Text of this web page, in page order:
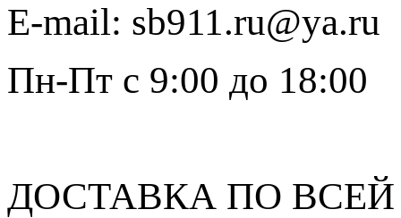
E-mail: sb911.ru@ya.ru
Пн-Пт с 9:00 до 18:00
ДОСТАВКА ПО